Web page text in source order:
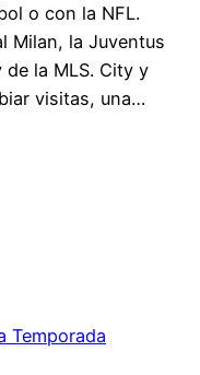
o con la NFL.
Milan, la Juventus
la MLS. City y
visitas, una…
Temporada